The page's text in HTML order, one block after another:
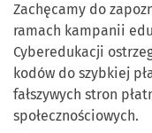
Zachęcamy do
ramach kampanii
Cyberedukacji
kodów do szybkiej
fałszywych stron
społecznościowych.